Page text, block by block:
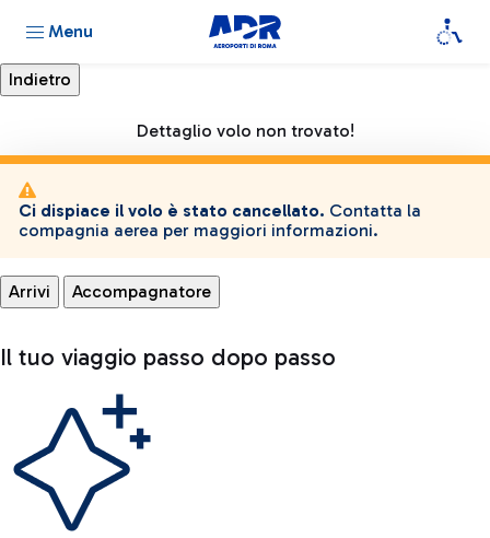
Menu
Dettaglio volo non trovato!
Ci dispiace il volo è stato cancellato. Contatta la
compagnia aerea per maggiori informazioni.
Arrivi Accompagnatore
Il tuo viaggio passo dopo passo